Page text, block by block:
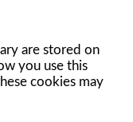
are stored on
you use this
cookies may